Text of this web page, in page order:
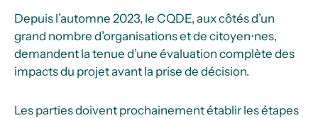
Depuis l’automne 2023, le CQDE, aux côtés d’un
grand nombre d’organisations et de citoyen⋅nes,
demandent la tenue d’une évaluation complète des
impacts du projet avant la prise de décision.
Les parties doivent prochainement établir les étapes